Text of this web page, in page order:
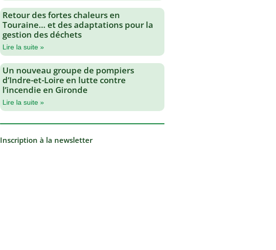
Retour des fortes chaleurs en
Touraine… et des adaptations pour la
gestion des déchets
Lire la suite »
Un nouveau groupe de pompiers
d’Indre-et-Loire en lutte contre
l’incendie en Gironde
Lire la suite »
Inscription à la newsletter